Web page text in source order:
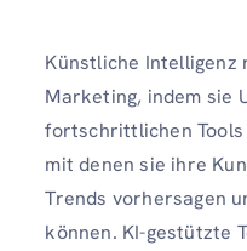
Künstliche
Marketing, indem sie
fortschrittlichen
mit denen sie ihre
Trends vorhersagen
können. KI-gestützte